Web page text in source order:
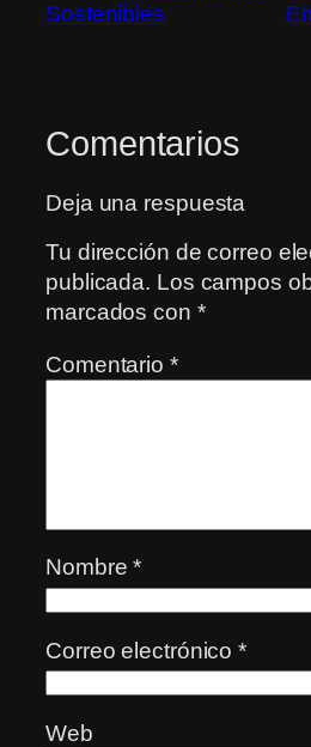
Sostenibles
Comentarios
Deja una respuesta
Tu dirección de correo
publicada. Los campos
marcados con *
Comentario *
Nombre*
Correo electrónico*
Web